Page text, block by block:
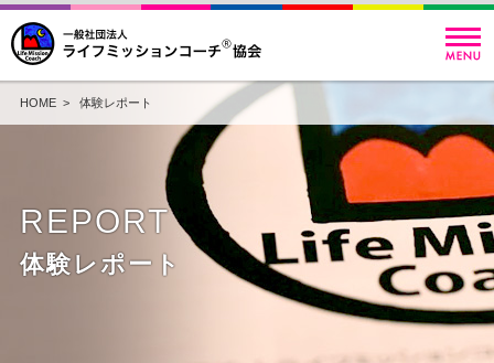
HOME> 体験レポート
REPORT
体験レポート